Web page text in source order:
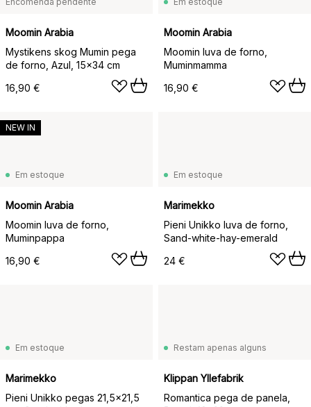
Moomin Arabia
Mystikens skog Mumin pega
de forno, Azul, 15x34 cm
16,90 €
Moomin Arabia
Moomin luva de forno,
Muminmamma
16,90 €
Em estoque
Moomin Arabia
Moomin luva de forno,
Muminpappa
16,90 €
NEW IN
Em estoque
Marimekko
Pieni Unikko luva de forno,
Sand-white-hay-emerald
24 €
Em estoque
Marimekko
Pieni Unikko pegas 21,5x21,5
Restam apenas alguns
Klippan Yllefabrik
Romantica pega de panela,